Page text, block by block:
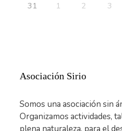
31 1 2 3
Asociación Sirio
Somos una asociación sin
Organizamos actividades,
plena naturaleza, para el